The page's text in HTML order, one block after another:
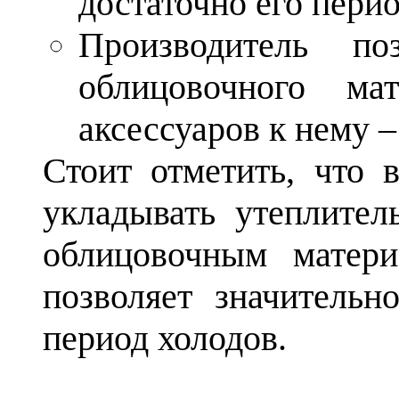
Производитель
облицовочного
аксессуаров к нему
Стоит отметить, что
укладывать
облицовочным
позволяет
период холодов.